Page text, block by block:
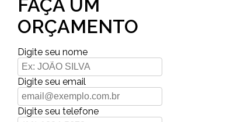
FAÇA UM
ORÇAMENTO
Digite seu nome
Digite seu email
Digite seu telefone